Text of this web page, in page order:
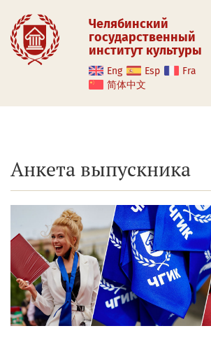
Челябинский
государственный
институт культуры
Eng Esp
Fra
简体中文
Анкета выпускника